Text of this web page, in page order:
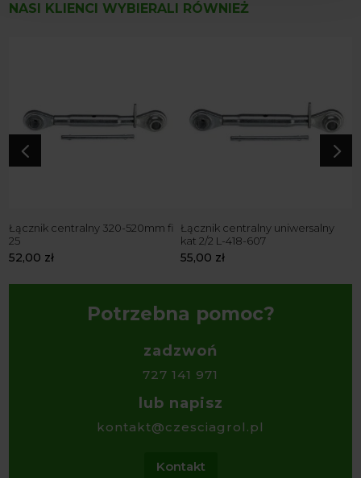
NASI KLIENCI WYBIERALI RÓWNIEŻ
4
Łącznik centralny 320-520mm fi
25
52,00 zł
Łącznik centralny uniwersalny
kat 2/2 L-418-607
55,00 zł
5
Potrzebna pomoc?
zadzwoń
727 141 971
lub napisz
kontakt@czesciagrol.pl
Kontakt